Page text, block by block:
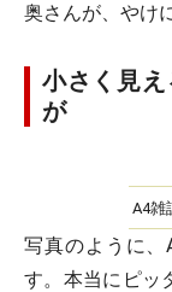
奥さんが、やけ
小さく見
が
A4雑
写真のように、
す。本当にピッ